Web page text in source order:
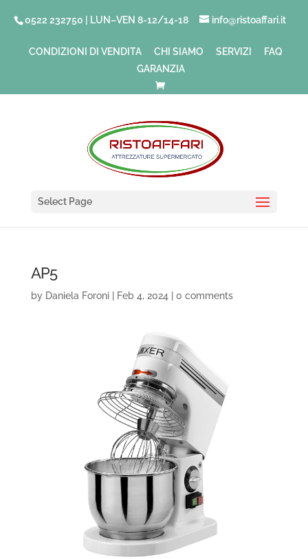
0522 232750 | LUN–VEN 8-12/14-18 info@ristoaffari.it
CONDIZIONI DI VENDITA CHI SIAMO SERVIZI
FAQ
GARANZIA
Select Page
AP5
by Daniela Foroni| Feb 4, 2024 0 comments